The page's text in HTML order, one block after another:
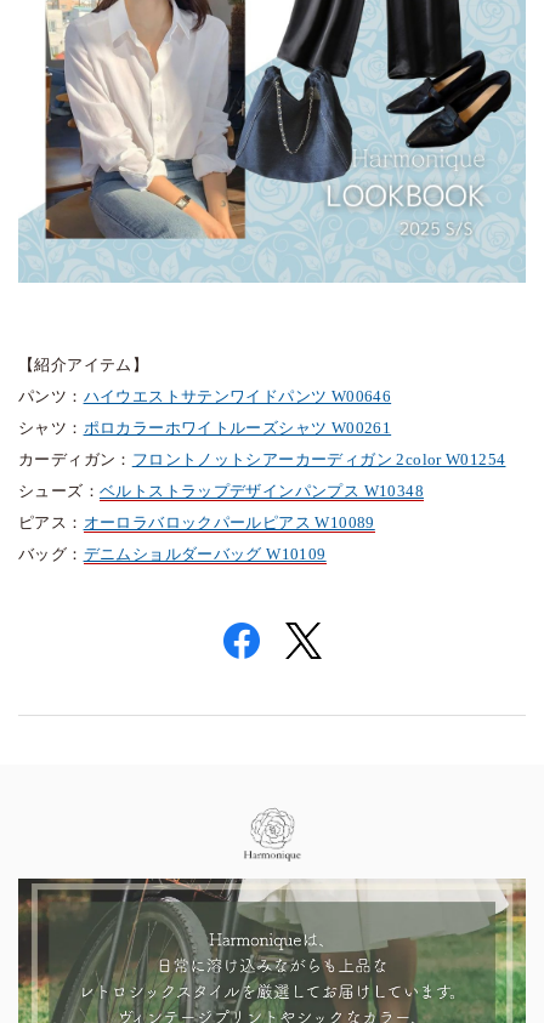
【紹介アイテム】
パンツ： ハイウエストサテンワイドパンツ W00646
シャツ： ポロカラーホワイトルーズシャツ W00261
カーディガン： フロントノットシアーカーディガン 2color W01254
シューズ： ベルトストラップデザインパンプス W10348
ピアス： オーロラバロックパールピアス W10089
バッグ： デニムショルダーバッグ W10109